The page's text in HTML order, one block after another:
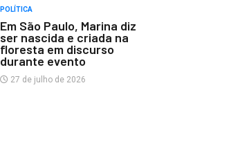
POLÍTICA
Em São Paulo, Marina diz
ser nascida e criada na
floresta em discurso
durante evento
27 de julho de 2026